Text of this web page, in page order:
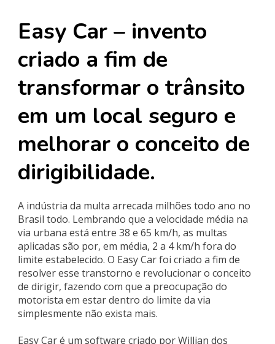
Easy Car – invento
criado a fim de
transformar o trânsito
em um local seguro e
melhorar o conceito de
dirigibilidade.
A indústria da multa arrecada milhões todo ano no
Brasil todo. Lembrando que a velocidade média na
via urbana está entre 38 e 65 km/h, as multas
aplicadas são por, em média, 2 a 4 km/h fora do
limite estabelecido. O Easy Car foi criado a fim de
resolver esse transtorno e revolucionar o conceito
de dirigir, fazendo com que a preocupação do
motorista em estar dentro do limite da via
simplesmente não exista mais.
Easy Car é um software criado por Willian dos